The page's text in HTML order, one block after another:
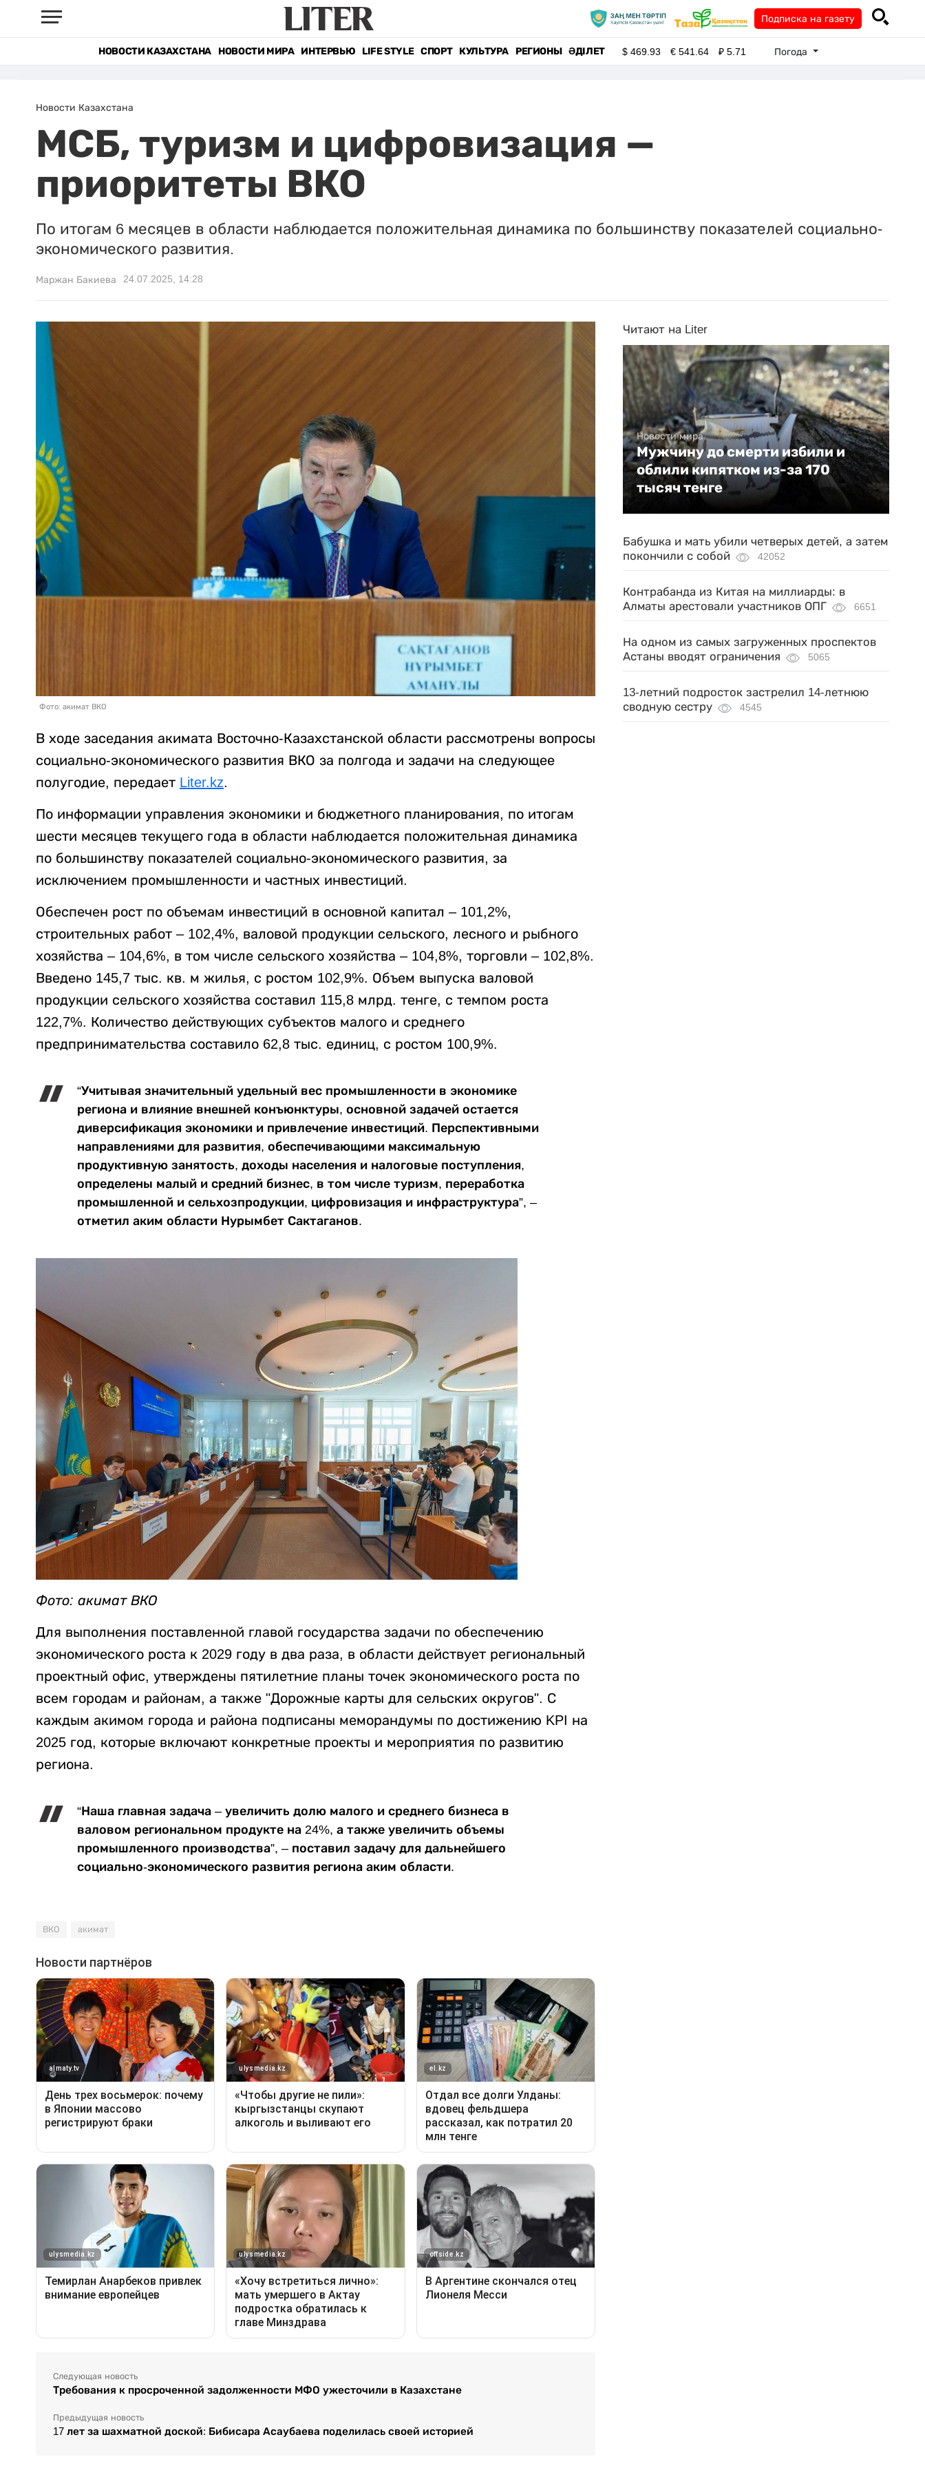
Подписка на газету
НОВОСТИ КАЗАХСТАНА НОВОСТИ МИРА ИНТЕРВЬЮ LIFE STYLE СПОРТ КУЛЬТУРА РЕГИОНЫ ӘДІЛЕТ $469.93 €541.64 ₽5.71 Погода
Новости Казахстана
МСБ, туризм и цифровизация —
приоритеты ВКО
По итогам 6 месяцев в области наблюдается положительная динамика по большинству показателей социально-
экономического развития.
Маржан Бакиева 24.07.2025, 14:28
Фото: акимат ВКО
В ходе заседания акимата Восточно-Казахстанской области рассмотрены вопросы
социально-экономического развития ВКО за полгода и задачи на следующее
полугодие, передает Liter.kz.
По информации управления экономики и бюджетного планирования, по итогам
шести месяцев текущего года в области наблюдается положительная динамика
по большинству показателей социально-экономического развития, за
исключением промышленности и частных инвестиций.
Обеспечен рост по объемам инвестиций в основной капитал – 101,2%,
строительных работ – 102,4%, валовой продукции сельского, лесного и рыбного
хозяйства – 104,6%, в том числе сельского хозяйства – 104,8%, торговли – 102,8%.
Введено 145,7 тыс. кв. м жилья, с ростом 102,9%. Объем выпуска валовой
продукции сельского хозяйства составил 115,8 млрд. тенге, с темпом роста
122,7%. Количество действующих субъектов малого и среднего
предпринимательства составило 62,8 тыс. единиц, с ростом 100,9%.
“Учитывая значительный удельный вес промышленности в экономике
региона и влияние внешней конъюнктуры, основной задачей остается
диверсификация экономики и привлечение инвестиций. Перспективными
направлениями для развития, обеспечивающими максимальную
продуктивную занятость, доходы населения и налоговые поступления,
определены малый и средний бизнес, в том числе туризм, переработка
промышленной и сельхозпродукции, цифровизация и инфраструктура”, –
отметил аким области Нурымбет Сактаганов.
Фото: акимат ВКО
Для выполнения поставленной главой государства задачи по обеспечению
экономического роста к 2029 году в два раза, в области действует региональный
проектный офис, утверждены пятилетние планы точек экономического роста по
всем городам и районам, а также "Дорожные карты для сельских округов". С
каждым акимом города и района подписаны меморандумы по достижению KPI на
2025 год, которые включают конкретные проекты и мероприятия по развитию
региона.
“Наша главная задача – увеличить долю малого и среднего бизнеса в
валовом региональном продукте на 24%, а также увеличить объемы
промышленного производства”, – поставил задачу для дальнейшего
социально-экономического развития региона аким области.
ВКО акимат
Следующая новость
Требования к просроченной задолженности МФО ужесточили в Казахстане
Предыдущая новость
17 лет за шахматной доской: Бибисара Асаубаева поделилась своей историей
Читают на Liter
Новости мира
Мужчину до смерти избили и
облили кипятком из-за 170
тысяч тенге
Бабушка и мать убили четверых детей, а затем
покончили с собой
42052
Контрабанда из Китая на миллиарды: в
Алматы арестовали участников ОПГ
6651
На одном из самых загруженных проспектов
Астаны вводят ограничения
5065
13-летний подросток застрелил 14-летнюю
сводную сестру
4545